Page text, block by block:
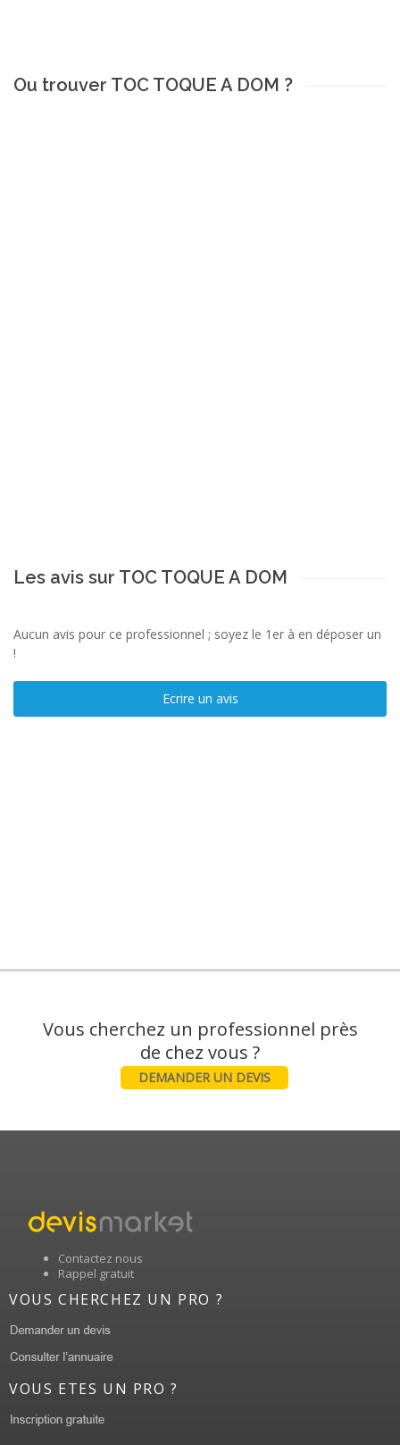
Ou trouver TOC TOQUE A DOM ?
Les avis sur TOC TOQUE A DOM
Aucun avis pour ce professionnel ; soyez le 1er à en déposer un
!
Ecrire un avis
Vous cherchez un professionnel près
DEMANDER UN DEVIS
Contactez nous
Rappel gratuit
VOUS CHERCHEZ UN PRO ?
VOUS ETES UN PRO ?